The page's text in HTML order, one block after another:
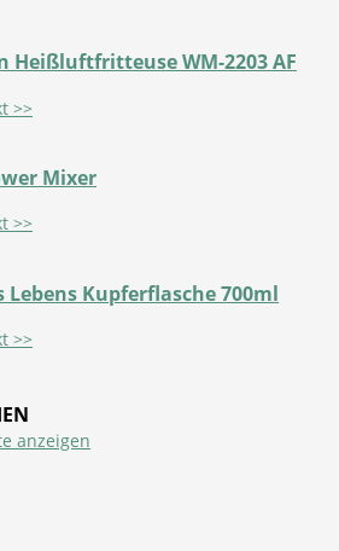
Heißluftfritteuse WM-2203 AF
>>
Mixer
>>
Lebens Kupferflasche 700ml
>>
anzeigen